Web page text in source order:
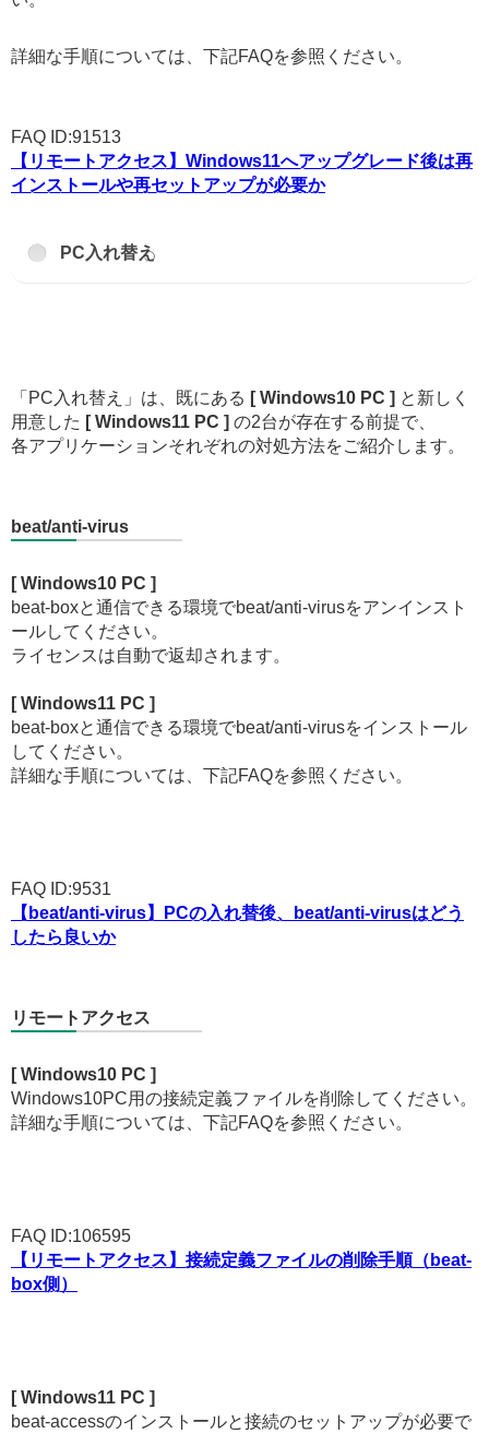
詳細な手順については、下記FAQを参照ください。
FAQ ID:91513
【リモートアクセス】Windows11へアップグレード後は再
インストールや再セットアップが必要か
PC入れ替え
「PC入れ替え」は、既にある [ Windows10 PC ] と新しく
用意した [ Windows11 PC ] の2台が存在する前提で、
各アプリケーションそれぞれの対処方法をご紹介します。
beat/anti-virus
[ Windows10 PC ]
beat-boxと通信できる環境でbeat/anti-virusをアンインスト
ールしてください。
ライセンスは自動で返却されます。
[ Windows11 PC ]
beat-boxと通信できる環境でbeat/anti-virusをインストール
してください。
詳細な手順については、下記FAQを参照ください。
FAQ ID:9531
【beat/anti-virus】PCの入れ替後、beat/anti-virusはどう
したら良いか
リモートアクセス
[ Windows10 PC ]
Windows10PC用の接続定義ファイルを削除してください。
詳細な手順については、下記FAQを参照ください。
FAQ ID:106595
【リモートアクセス】接続定義ファイルの削除手順（beat-
box側）
[ Windows11 PC ]
beat-accessのインストールと接続のセットアップが必要で